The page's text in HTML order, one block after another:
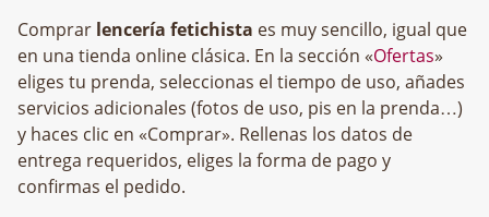
Comprar lencería fetichista es muy sencillo, igual que
en una tienda online clásica. En la sección «Ofertas»
eliges tu prenda, seleccionas el tiempo de uso, añades
servicios adicionales (fotos de uso, pis en la prenda…)
y haces clic en «Comprar». Rellenas los datos de
entrega requeridos, eliges la forma de pago y
confirmas el pedido.